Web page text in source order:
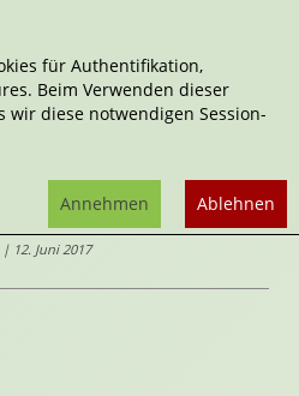
Iron Man
Iron Man
12. Juni 2017
für Authentifikation,
Beim Verwenden dieser
wir diese notwendigen Session-
Ablehnen
Annehmen